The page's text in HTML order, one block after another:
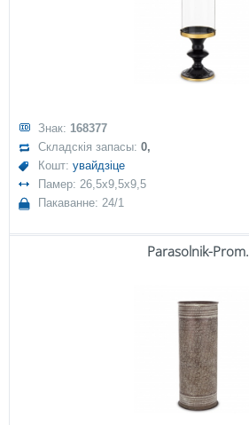
Знак: 168377
Складскія запасы:0,
Кошт:увайдзіце
Памер: 26,5x9,5x9,5
Пакаванне: 24/1
Parasolnik-Prom.